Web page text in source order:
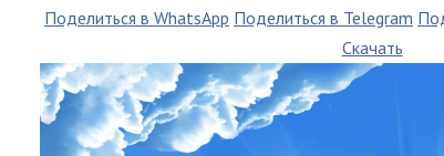
Поделиться в WhatsApp Поделиться в Telegram
Скачать